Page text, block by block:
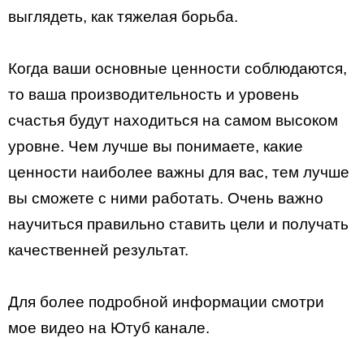
выглядеть, как тяжелая борьба.
Когда ваши основные ценности соблюдаются,
то ваша производительность и уровень
счастья будут находиться на самом высоком
уровне. Чем лучше вы понимаете, какие
ценности наиболее важны для вас, тем лучше
вы сможете с ними работать. Очень важно
научиться правильно ставить цели и получать
качественней результат.
Для более подробной информации смотри
мое видео на Ютуб канале.